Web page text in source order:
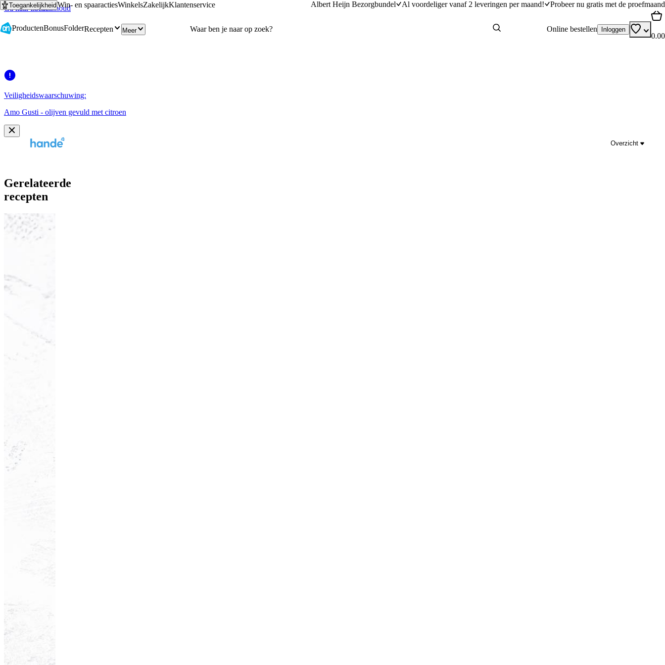
Ga naar hoofdinhoud
Ga naar zoeken
ToegankelijkheidWin- en spaaractiesWinkelsZakelijkKlantenservice Albert Heijn Bezorgbundel Al voordeliger vanaf 2 leveringen per maand! Probeer nu gratis met de proefmaand
ProductenBonusFolderRecepten Meer Online bestellen Inloggen
0.00
Veiligheidswaarschuwing:
Amo Gusti - olijven gevuld met citroen
Overzicht
Gerelateerde
recepten